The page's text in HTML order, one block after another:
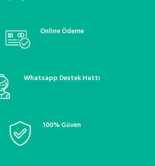
Online Ödeme
Whatsapp Destek Hattı
100% Güven